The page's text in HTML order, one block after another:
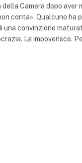
Camera dopo
conta». Qualcuno ha
una convinzione
La impoverisce.